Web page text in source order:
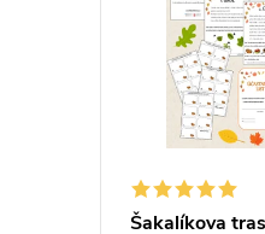
Šakalíkova